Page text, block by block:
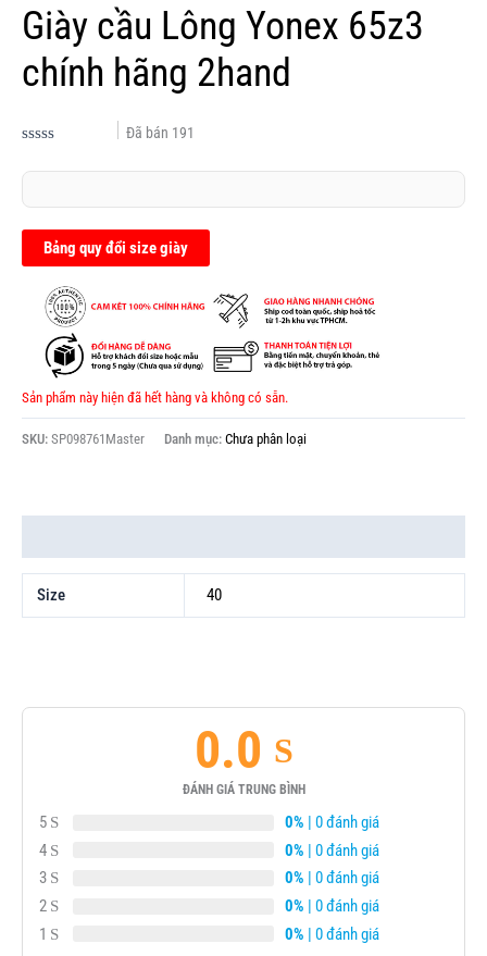
Giày cầu Lông Yonex 65z3
chính hãng 2hand
xếp
0.0
sao
Đã bán 191
Bảng quy đổi size giày
Sản phẩm này hiện đã hết hàng và không có sẵn.
SKU: SP098761Master Danh mục: Chưa phân loại
Size 40
0.0
ĐÁNH GIÁ TRUNG BÌNH
5 0% | 0 đánh giá
4
0% | 0 đánh giá
3
0% | 0 đánh giá
2
0% | 0 đánh giá
1
0% | 0 đánh giá